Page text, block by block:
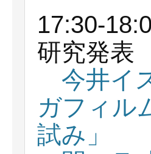
17:30-
研究発表
今井イ
ガフィル
試み」